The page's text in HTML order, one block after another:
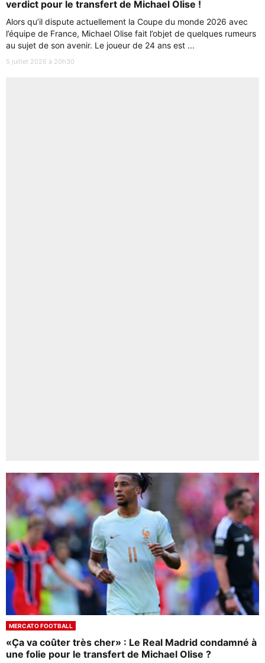
verdict pour le transfert de Michael Olise !
Alors qu’il dispute actuellement la Coupe du monde 2026 avec
l’équipe de France, Michael Olise fait l’objet de quelques rumeurs
au sujet de son avenir. Le joueur de 24 ans est ...
5 juillet 2026 à 20h30
MERCATO FOOTBALL
«Ça va coûter très cher» : Le Real Madrid condamné à
une folie pour le transfert de Michael Olise ?